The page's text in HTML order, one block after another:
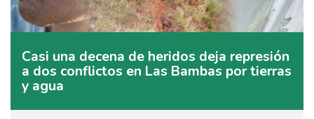
Casi una decena de heridos deja represión
a dos conflictos en Las Bambas por tierras
y agua